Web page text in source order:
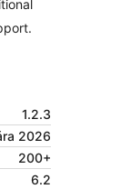
1.2.3
2026
200+
6.2